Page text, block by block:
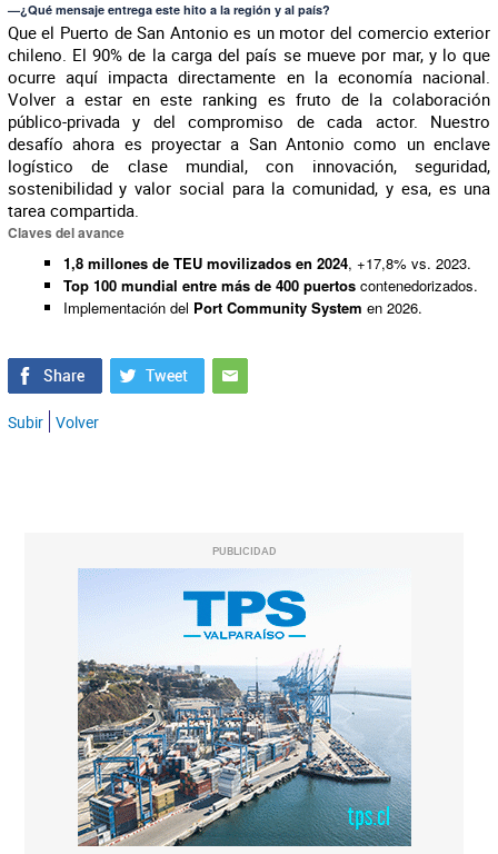
—¿Qué mensaje entrega este hito a la región y al país?
Que el Puerto de San Antonio es un motor del comercio exterior
chileno. El 90% de la carga del país se mueve por mar, y lo que
ocurre aquí impacta directamente en la economía nacional.
Volver a estar en este ranking es fruto de la colaboración
público-privada y del compromiso de cada actor. Nuestro
desafío ahora es proyectar a San Antonio como un enclave
logístico de clase mundial, con innovación, seguridad,
sostenibilidad y valor social para la comunidad, y esa, es una
tarea compartida.
Claves del avance
1,8 millones de TEU movilizados en 2024, +17,8% vs. 2023.
Top 100 mundial entre más de 400 puertos contenedorizados.
Implementación del Port Community System en 2026.
Subir Volver
PUBLICIDAD